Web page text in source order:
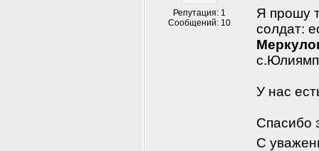
Репутация: 1
Сообщений: 10
Я прошу
солдат:
У нас
Спасибо
С